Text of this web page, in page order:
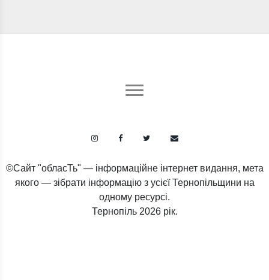
©Сайт "обласТь" — інформаційне інтернет видання, мета
якого — зібрати інформацію з усієї Тернопільщини на
одному ресурсі.
Тернопіль 2026 рік.